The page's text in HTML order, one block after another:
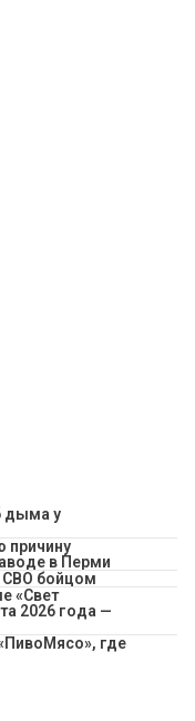
дыма у
причину
в Перми
СВО бойцом
«Свет
2026 года —
где